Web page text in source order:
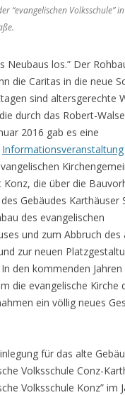
“evangelischen Volksschule”
Neubaus los.” Der
die Caritas in die neue
sind altersgerechte
durch das Robert-
2016 gab es eine
Informationsveranstaltung
Konz, die über die
Gebäudes Karthäuser
des evangelischen
und zum Abbruch des
zur neuen
den kommenden Jahren
die evangelische Kirche
ein völlig neues
für das alte
Volksschule Conz-
Volksschule Konz”